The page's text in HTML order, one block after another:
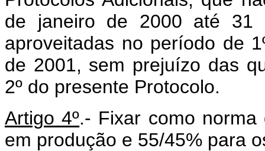
de janeiro de 2000 até 31
aproveitadas no período de
de 2001, sem prejuízo das
2º do presente Protocolo.
Artigo 4º.- Fixar como
em produção e 55/45% para